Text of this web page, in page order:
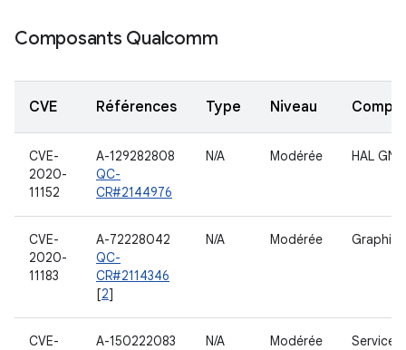
Composants Qualcomm
CVE Références Type Niveau
CVE-
2020-
11152
A-129282808
QC-
CR#2144976
N/A Modérée HAL
CVE-
2020-
11183
A-72228042
QC-
CR#2114346
[2]
N/A Modérée
CVE-
A-150222083
N/A Modérée
Service